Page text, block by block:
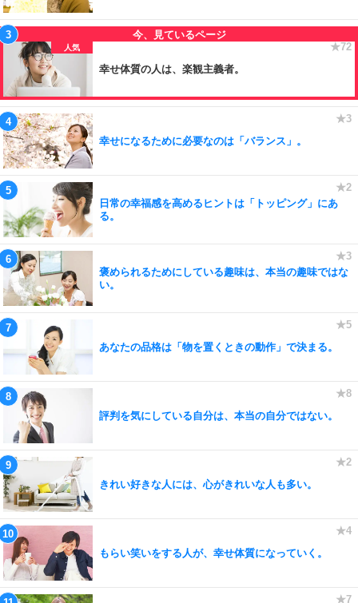
幸せ体質の人は、楽観主義者。
幸せになるために必要なのは「バランス」。
日常の幸福感を高めるヒントは「トッピング」にあ
る。
褒められるためにしている趣味は、本当の趣味ではな
い。
あなたの品格は「物を置くときの動作」で決まる。
評判を気にしている自分は、本当の自分ではない。
きれい好きな人には、心がきれいな人も多い。
もらい笑いをする人が、幸せ体質になっていく。